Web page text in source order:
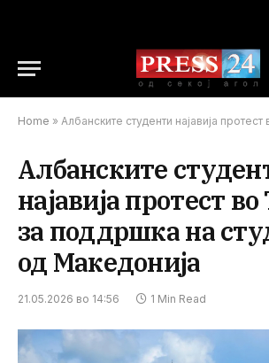
Home » Албанските студенти најавија протест во Тирана за
Албанските
најавија протест
за поддршка на
од Македонија
21.05.2026 во 14:56 1 Min Read